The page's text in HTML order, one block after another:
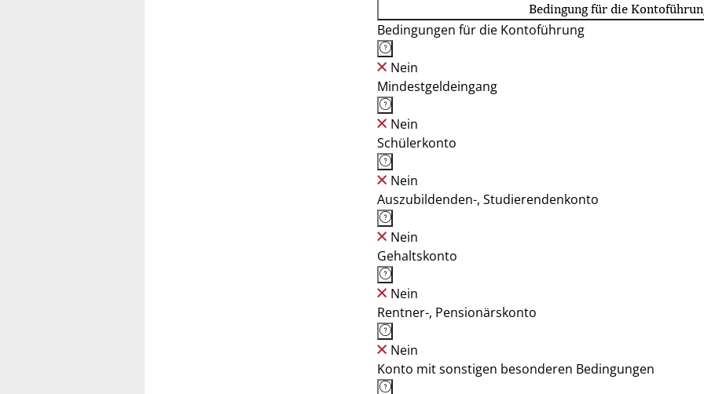
Bedingung für die
Bedingungen für die Kontoführung
Nein
Mindestgeldeingang
Nein
Schülerkonto
Nein
Auszubildenden-, Studierendenkonto
Nein
Gehaltskonto
Nein
Rentner-, Pensionärskonto
Nein
Konto mit sonstigen besonderen Bedingungen